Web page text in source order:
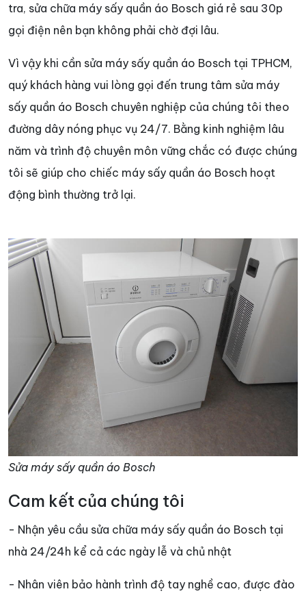
tra, sửa chữa máy sấy quần áo Bosch giá rẻ sau 30p
gọi điện nên bạn không phải chờ đợi lâu.
Vì vậy khi cần sửa máy sấy quần áo Bosch tại TPHCM,
quý khách hàng vui lòng gọi đến trung tâm sửa máy
sấy quần áo Bosch chuyên nghiệp của chúng tôi theo
đường dây nóng phục vụ 24/7. Bằng kinh nghiệm lâu
năm và trình độ chuyên môn vững chắc có được chúng
tôi sẽ giúp cho chiếc máy sấy quần áo Bosch hoạt
động bình thường trở lại.
Sửa máy sấy quần áo Bosch
Cam kết của chúng tôi
- Nhận yêu cầu sửa chữa máy sấy quần áo Bosch tại
nhà 24/24h kể cả các ngày lễ và chủ nhật
- Nhân viên bảo hành trình độ tay nghề cao, được đào